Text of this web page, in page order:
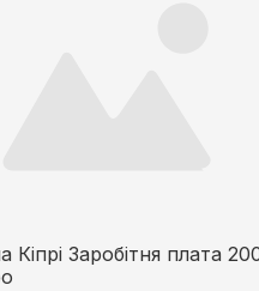
Кіпрі Заробітня плата